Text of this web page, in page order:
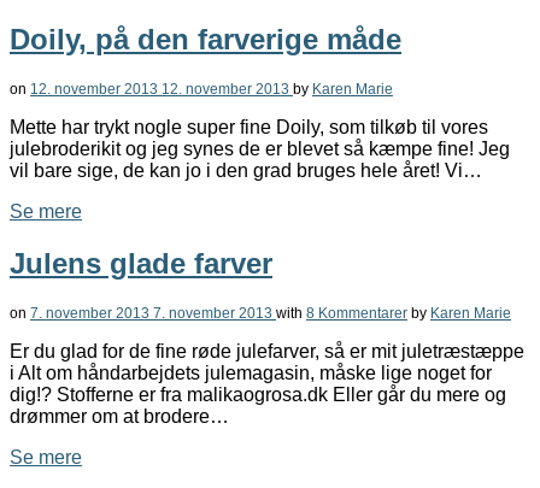
Doily, på den farverige måde
on 12. november 2013 12. november 2013 by Karen Marie
Mette har trykt nogle super fine Doily, som tilkøb til vores
julebroderikit og jeg synes de er blevet så kæmpe fine! Jeg
vil bare sige, de kan jo i den grad bruges hele året! Vi…
Se mere
Julens glade farver
on 7. november 2013 7. november 2013 with 8 Kommentarer by Karen Marie
Er du glad for de fine røde julefarver, så er mit juletræstæppe
i Alt om håndarbejdets julemagasin, måske lige noget for
dig!? Stofferne er fra malikaogrosa.dk Eller går du mere og
drømmer om at brodere…
Se mere